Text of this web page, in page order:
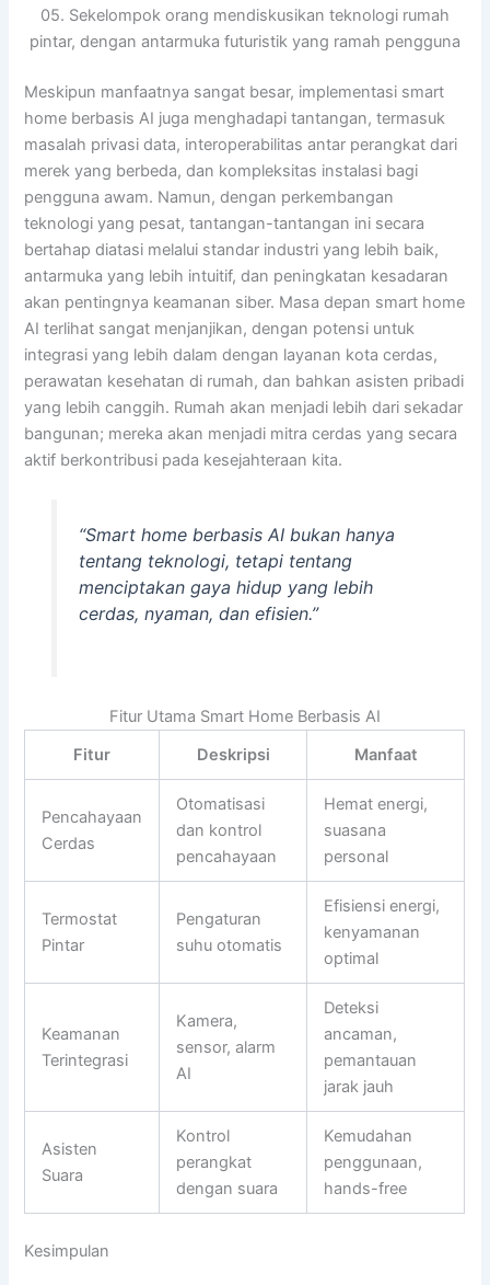
05. Sekelompok orang mendiskusikan teknologi rumah
pintar, dengan antarmuka futuristik yang ramah pengguna
Meskipun manfaatnya sangat besar, implementasi smart
home berbasis AI juga menghadapi tantangan, termasuk
masalah privasi data, interoperabilitas antar perangkat dari
merek yang berbeda, dan kompleksitas instalasi bagi
pengguna awam. Namun, dengan perkembangan
teknologi yang pesat, tantangan-tantangan ini secara
bertahap diatasi melalui standar industri yang lebih baik,
antarmuka yang lebih intuitif, dan peningkatan kesadaran
akan pentingnya keamanan siber. Masa depan smart home
AI terlihat sangat menjanjikan, dengan potensi untuk
integrasi yang lebih dalam dengan layanan kota cerdas,
perawatan kesehatan di rumah, dan bahkan asisten pribadi
yang lebih canggih. Rumah akan menjadi lebih dari sekadar
bangunan; mereka akan menjadi mitra cerdas yang secara
aktif berkontribusi pada kesejahteraan kita.
“Smart home berbasis AI bukan hanya
tentang teknologi, tetapi tentang
menciptakan gaya hidup yang lebih
cerdas, nyaman, dan efisien.”
Fitur Utama Smart Home Berbasis AI
Fitur
Deskripsi Manfaat
Pencahayaan
Cerdas
Otomatisasi
dan kontrol
pencahayaan
Hemat energi,
suasana
personal
Termostat
Pintar
Pengaturan
suhu otomatis
Efisiensi energi,
kenyamanan
optimal
Keamanan
Terintegrasi
Kamera,
sensor, alarm
AI
Deteksi
ancaman,
pemantauan
jarak jauh
Asisten
Suara
Kontrol
perangkat
dengan suara
Kemudahan
penggunaan,
hands-free
Kesimpulan